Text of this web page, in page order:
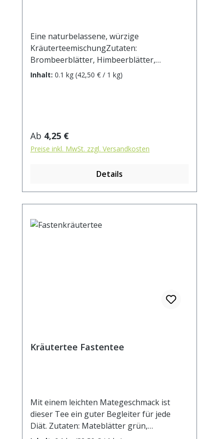
Eine naturbelassene, würzige
KräuterteemischungZutaten:
Brombeerblätter, Himbeerblätter,
Erdbeerblätter, Hibiskusblüten,
enthalten). Zubereitung: ca. 15g Tee mit 1 l.
kochendem Wasser aufgiessen. Ziehzeit:
max.10 min.
Inhalt: 0.1 kg (42,50 € / 1 kg)
Regulärer Preis:
Ab 4,25 €
Preise inkl. MwSt. zzgl. Versandkosten
Details
Kräutertee Fastentee
Mit einem leichten Mategeschmack ist
dieser Tee ein guter Begleiter für jede
Diät. Zutaten: Mateblätter grün,